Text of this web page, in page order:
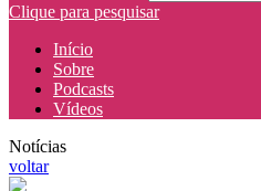
Clique para pesquisar
Início
Sobre
Podcasts
Vídeos
Notícias
voltar